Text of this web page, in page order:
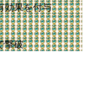
効果を付与
撃破